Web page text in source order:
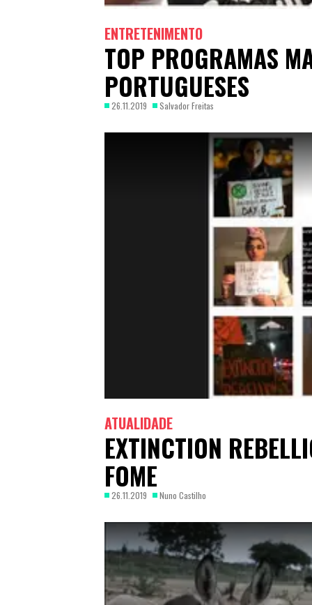
ENTRETENIMENTO
TOP PROGRAMAS
PORTUGUESES
26.11.2019 Salvador Freitas
ATUALIDADE
EXTINCTION
FOME
26.11.2019 Nuno Castilho